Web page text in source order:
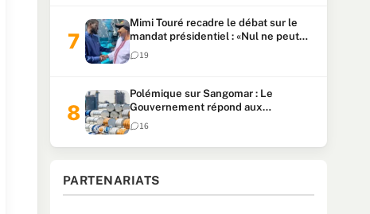
Mimi Touré recadre le débat sur le
mandat présidentiel : «Nul ne peut
faire plus de deux mandats
consécutifs de 5 ans»
19
Polémique sur Sangomar : Le
Gouvernement répond aux
accusations et clarifie le partage des
milliards
16
PARTENARIATS